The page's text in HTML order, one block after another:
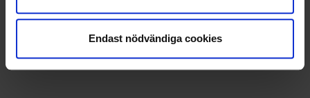
Endast nödvändiga cookies
010-45 00 200​
info@ohlssons.se